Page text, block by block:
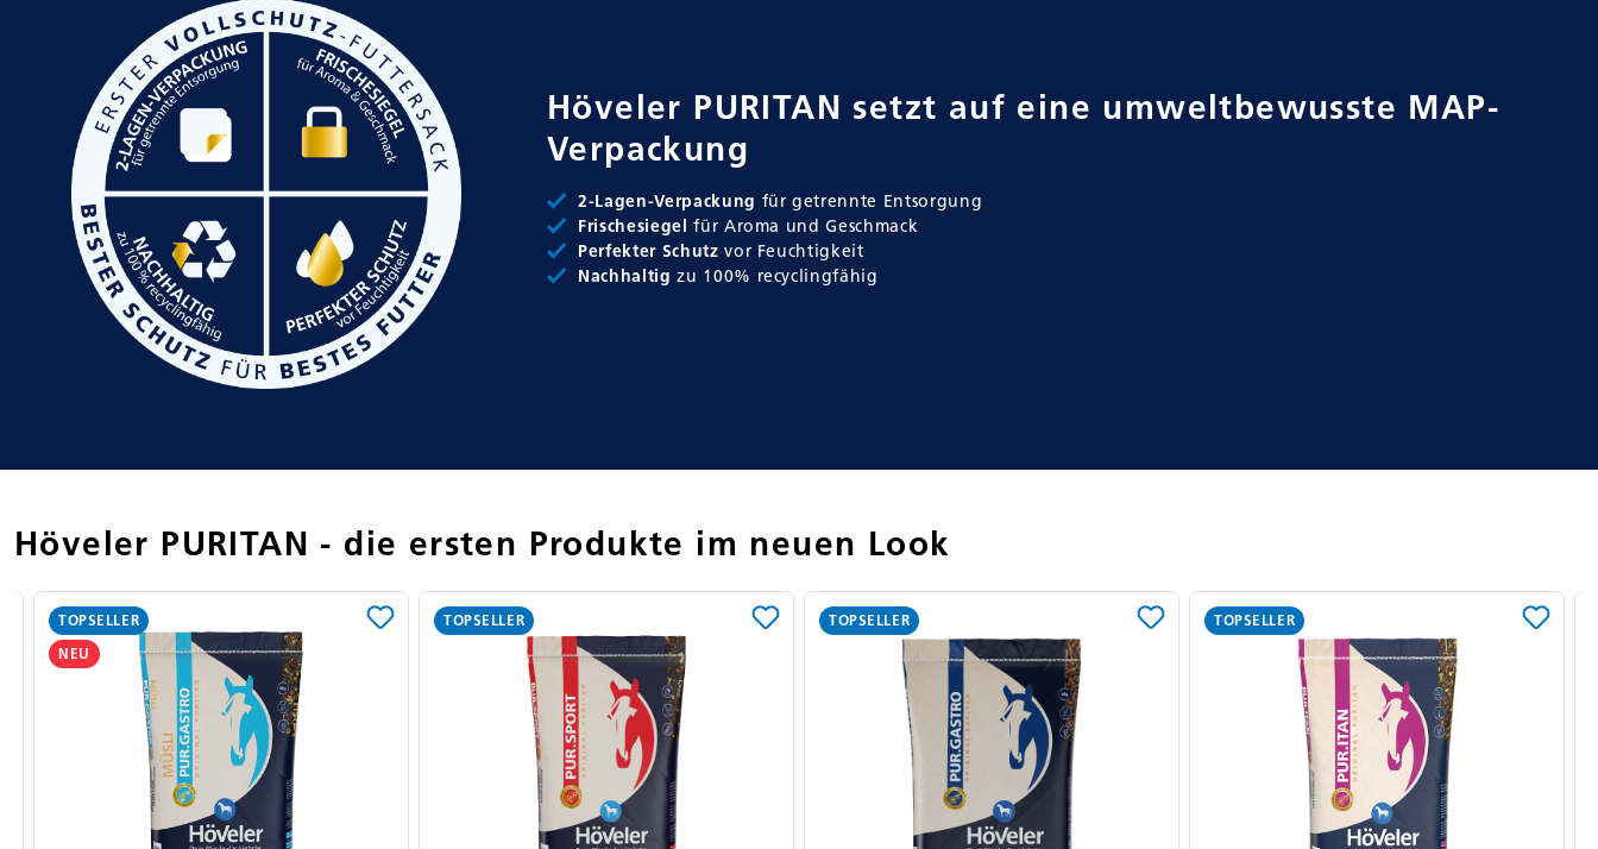
Höveler PURITAN setzt auf eine umweltbewusste MAP-
Verpackung
2-Lagen-Verpackung für getrennte Entsorgung
Frischesiegel für Aroma und Geschmack
Perfekter Schutz vor Feuchtigkeit
Nachhaltig zu 100% recyclingfähig
Höveler PURITAN - die ersten Produkte im neuen Look
Produktgalerie überspringen
TOPSELLER
NEU
TOPSELLER TOPSELLER TOPSELLER